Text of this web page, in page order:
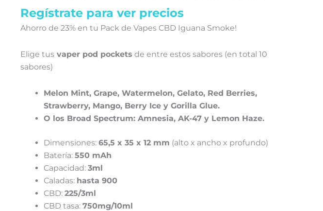
Regístrate para ver precios
Ahorro de 23% en tu Pack de Vapes CBD Iguana Smoke!
Elige tus vaper pod pockets de entre estos sabores (en total 10
sabores)
Melon Mint, Grape, Watermelon, Gelato, Red Berries,
Strawberry, Mango, Berry Ice y Gorilla Glue.
O los Broad Spectrum: Amnesia, AK-47 y Lemon Haze.
Dimensiones: 65,5 x 35 x 12 mm (alto x ancho x profundo)
Batería: 550 mAh
Capacidad: 3ml
Caladas: hasta 900
CBD: 225/3ml
CBD tasa: 750mg/10ml